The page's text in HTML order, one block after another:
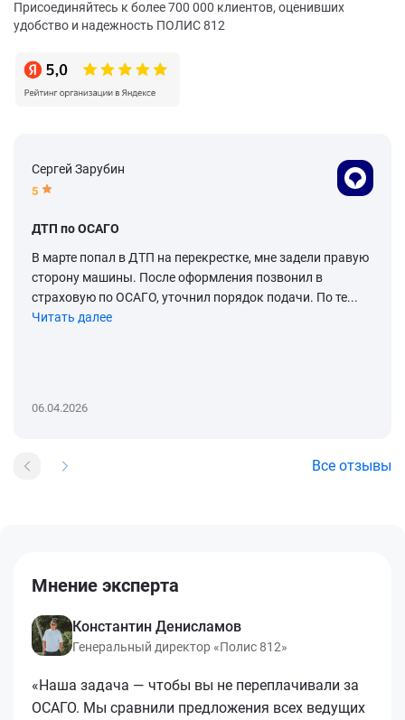
Присоединяйтесь к более 700 000 клиентов, оценивших
удобство и надежность ПОЛИС 812
Сергей Зарубин
5
ДТП по ОСАГО
В марте попал в ДТП на перекрестке, мне задели правую
сторону машины. После оформления позвонил в
страховую по ОСАГО, уточнил порядок подачи. По те...
Читать далее
06.04.2026
Все отзывы
Мнение эксперта
Константин Денисламов
Генеральный директор «Полис 812»
«Наша задача — чтобы вы не переплачивали за
ОСАГО. Мы сравнили предложения всех ведущих